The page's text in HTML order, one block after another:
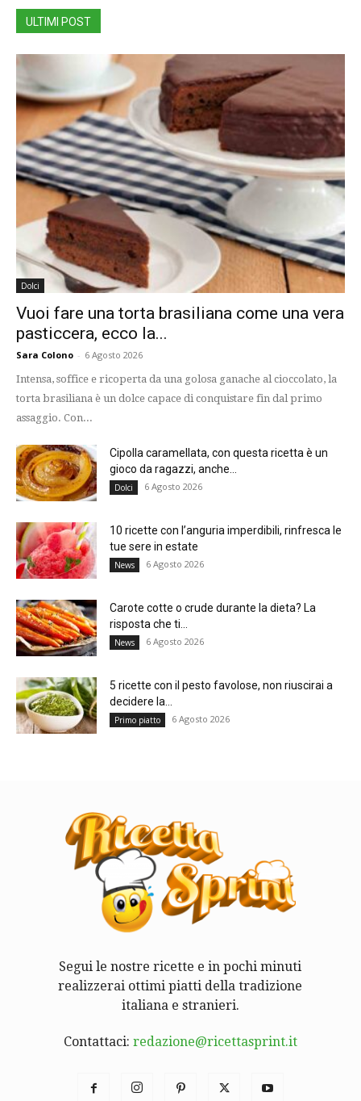
ULTIMI POST
Dolci
Vuoi fare una torta brasiliana come una vera
pasticcera, ecco la...
Sara Colono - 6 Agosto 2026
Intensa, soffice e ricoperta da una golosa ganache al cioccolato, la
torta brasiliana è un dolce capace di conquistare fin dal primo
assaggio. Con...
Cipolla caramellata, con questa ricetta è un
gioco da ragazzi, anche...
Dolci 6 Agosto 2026
10 ricette con l’anguria imperdibili, rinfresca le
tue sere in estate
News 6 Agosto 2026
Carote cotte o crude durante la dieta? La
risposta che ti...
News 6 Agosto 2026
5 ricette con il pesto favolose, non riuscirai a
decidere la...
Primo piatto 6 Agosto 2026
Segui le nostre ricette e in pochi minuti
realizzerai ottimi piatti della tradizione
italiana e stranieri.
Contattaci: redazione@ricettasprint.it